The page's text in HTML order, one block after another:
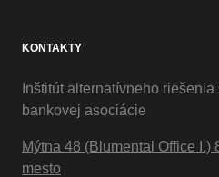
KONTAKTY
Inštitút alternatívneho
bankovej asociácie
Mýtna 48 (Blumental Office I.)
mesto